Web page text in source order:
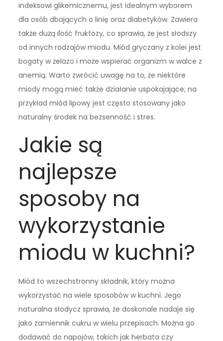
indeksowi glikemicznemu, jest idealnym wyborem
dla osób dbających o linię oraz diabetyków. Zawiera
także dużą ilość fruktozy, co sprawia, że jest słodszy
od innych rodzajów miodu. Miód gryczany z kolei jest
bogaty w żelazo i może wspierać organizm w walce z
anemią. Warto zwrócić uwagę na to, że niektóre
miody mogą mieć także działanie uspokajające; na
przykład miód lipowy jest często stosowany jako
naturalny środek na bezsenność i stres.
Jakie są
najlepsze
sposoby na
wykorzystanie
miodu w kuchni?
Miód to wszechstronny składnik, który można
wykorzystać na wiele sposobów w kuchni. Jego
naturalna słodycz sprawia, że doskonale nadaje się
jako zamiennik cukru w wielu przepisach. Można go
dodawać do napojów, takich jak herbata czy